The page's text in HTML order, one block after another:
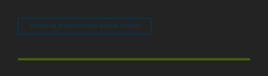
Zarządzaj preferencjami plików cookie